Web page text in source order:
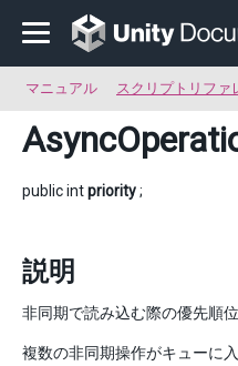
マニュアル スクリプトリファ
public intpriority;
説明
非同期で読み込む際の優先順
複数の非同期操作がキューに